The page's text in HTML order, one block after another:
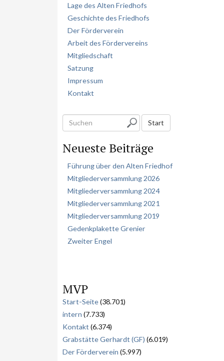
Lage des Alten Friedhofs
Geschichte des Friedhofs
Der Förderverein
Arbeit des Fördervereins
Mitgliedschaft
Satzung
Impressum
Kontakt
u
c
Start
Neueste Beiträge
Führung über den Alten Friedhof
Mitgliederversammlung 2026
Mitgliederversammlung 2024
Mitgliederversammlung 2021
Mitgliederversammlung 2019
Gedenkplakette Grenier
Zweiter Engel
MVP
Start-Seite(38.701)
intern (7.733)
Kontakt (6.374)
Grabstätte Gerhardt (GF) (6.019)
Der Förderverein (5.997)